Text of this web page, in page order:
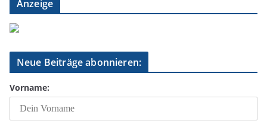
Anzeige
Neue Beiträge abonnieren:
Vorname: